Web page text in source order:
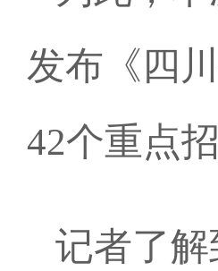
发布《四
42个重点
记者了